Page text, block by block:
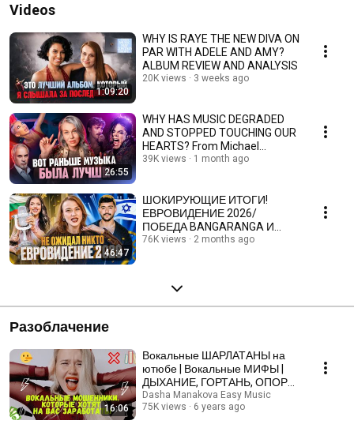
Videos
1:09:20
WHY IS RAYE THE NEW DIVA ON
PAR WITH ADELE AND AMY?
ALBUM REVIEW AND ANALYSIS
20K views 3 weeks ago
26:55
WHY HAS MUSIC DEGRADED
AND STOPPED TOUCHING OUR
HEARTS? From Michael
Jackson to Cock-a-doodle-
39K views 1 month ago
46:47
ШОКИРУЮЩИЕ ИТОГИ!
ЕВРОВИДЕНИЕ 2026/
ПОБЕДА BANGARANGA И
КИРКОРОВ, БУКМЕКЕРЫ
76K views 2 months ago
Разоблачение
16:06
Вокальные ШАРЛАТАНЫ на
ютюбе | Вокальные МИФЫ |
ДЫХАНИЕ, ГОРТАНЬ, ОПОРА,
И МНОГОЕ ДРУГОЕ
Dasha Manakova Easy Music
75K views
6 years ago